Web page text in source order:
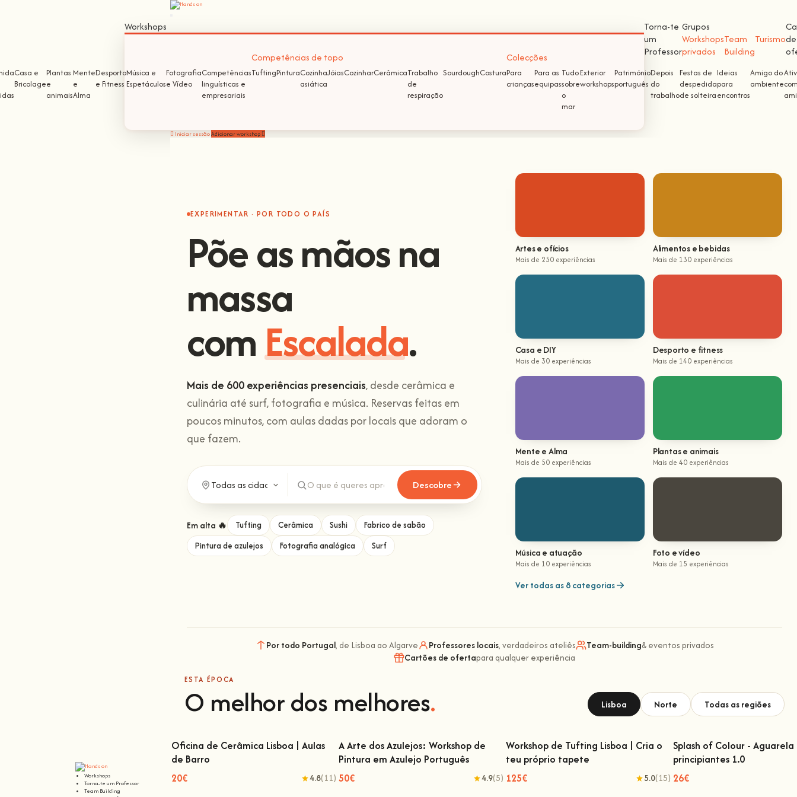
Workshops
Torna-te um Professor
Team Building
Workshops
Casa e
Bricolage
Plantas
e
animais
Mente
e
Alma
Desporto
e Fitness
Música e
Espetáculos
Fotografia
e Vídeo
Competências
linguísticas e
empresariais
Competências de topo
TuftingPinturaCozinha
asiática
JóiasCozinharCerâmicaTrabalho
de
respiração
SourdoughCostura
Colecções
Para
crianças
Para as
equipas
Tudo
sobre
o
mar
Exterior
workshops
Património
português
Depois
do
trabalho
Festas de
despedida
de solteira
Ideias
para
encontros
Amigo do
ambiente
Torna-te
um
Professor
Grupos
Workshops
privados
Team
Building
Turismode
Iniciar sessãoAdicionar workshop
EXPERIMENTAR · POR TODO O PAÍS
Põe as mãos na
massa
comEscalada.
Mais de 600 experiências presenciais, desde cerâmica e
culinária até surf, fotografia e música. Reservas feitas em
poucos minutos, com aulas dadas por locais que adoram o
que fazem.
Descobre
Em alta 🔥 Tufting Cerâmica Sushi
Fabrico de sabão
Pintura de azulejos
Fotografia analógica Surf
Artes e ofícios
Mais de 250 experiências
Alimentos e bebidas
Mais de 130 experiências
Casa e DIY
Mais de 30 experiências
Desporto e fitness
Mais de 140 experiências
Mente e Alma
Mais de 50 experiências
Plantas e animais
Mais de 40 experiências
Música e atuação
Mais de 10 experiências
Foto e vídeo
Mais de 15 experiências
Ver todas as 8 categorias
Por todo Portugal, de Lisboa ao Algarve Professores locais, verdadeiros ateliês Team-building& eventos privados
Cartões de ofertapara qualquer experiência
ESTA ÉPOCA
O melhor dos melhores. Lisboa Norte Todas as regiões
Oficina de Cerâmica Lisboa | Aulas de
Oficina de Cerâmica Lisboa | Aulas
de Barro
20€
4.8(11)
A Arte dos Azulejos: Workshop de Pintura
A Arte dos Azulejos: Workshop de
Pintura em Azulejo Português
50€
4.9(5)
Workshop de Tufting Lisboa | Cria o teu
Workshop de Tufting Lisboa | Cria o
teu próprio tapete
125€
5.0(15)
Splash of Colour - Aguarela
Splash of Colour -
principiantes 1.0
26€